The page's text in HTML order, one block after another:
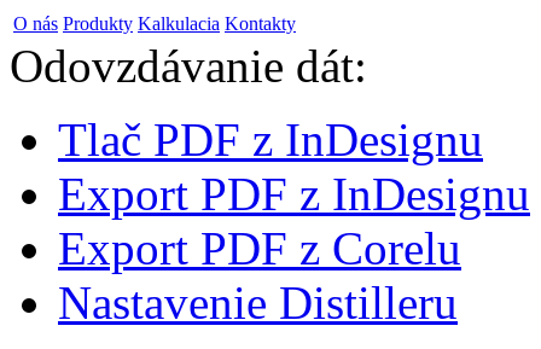
O nás Produkty Kalkulacia Kontakty
Odovzdávanie dát:
Tlač PDF z InDesignu
Export PDF z InDesignu
Export PDF z Corelu
Nastavenie Distilleru